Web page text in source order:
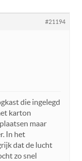
#21194
die ingelegd
karton
maar
In het
dat de lucht
zo snel